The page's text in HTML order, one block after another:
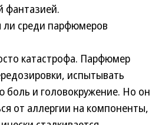
фантазией.
среди парфюмеров
катастрофа. Парфюмер
испытывать
боль и головокружение. Но он
от аллергии на компоненты,